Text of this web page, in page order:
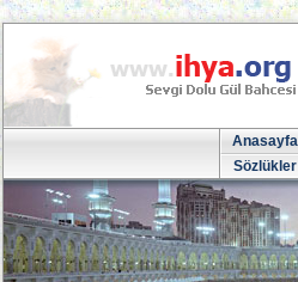
Anasayfa
Sözlükler